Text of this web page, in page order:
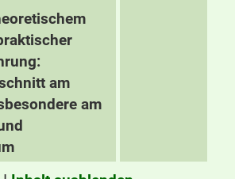
am
am